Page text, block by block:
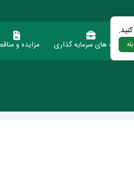
فرصت های سرمایه گذاری مزایده و بله